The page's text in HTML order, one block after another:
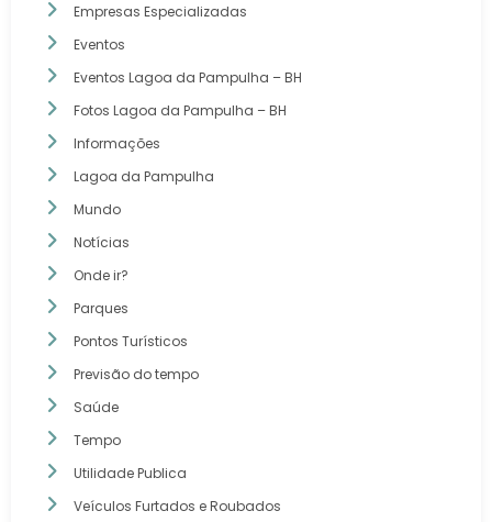
Empresas Especializadas
Eventos
Eventos Lagoa da Pampulha – BH
Fotos Lagoa da Pampulha – BH
Informações
Lagoa da Pampulha
Mundo
Notícias
Onde ir?
Parques
Pontos Turísticos
Previsão do tempo
Saúde
Tempo
Utilidade Publica
Veículos Furtados e Roubados